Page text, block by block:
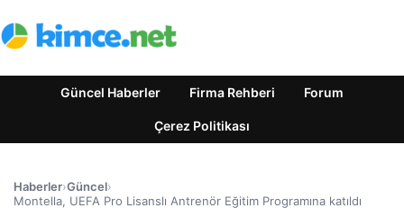
Güncel Haberler Firma Rehberi Forum
Çerez Politikası
Haberler›Güncel›
Montella, UEFA Pro Lisanslı Antrenör Eğitim Programına katıldı